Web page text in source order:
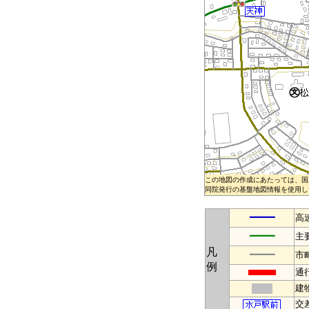
この地図の作成にあたっては、
同院発行の基盤地図情報を使用
凡
例
━━ 高
━━ 主
━━
市
通
建
交